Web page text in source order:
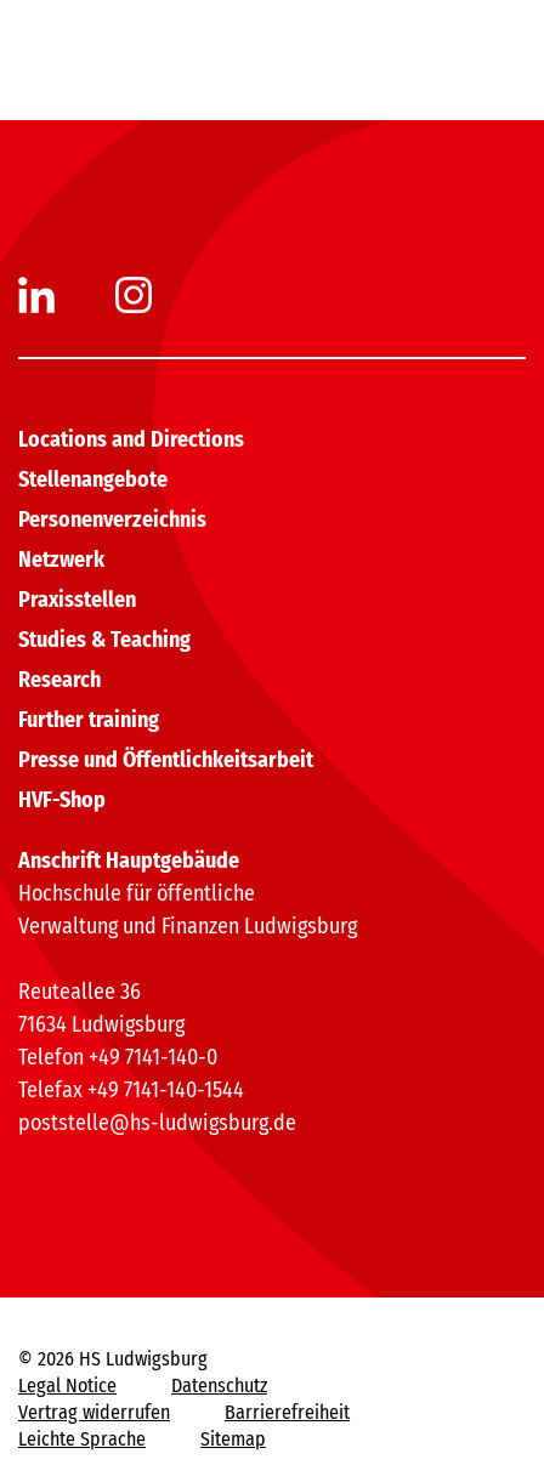
Locations and Directions
Stellenangebote
Personenverzeichnis
Netzwerk
Praxisstellen
Studies & Teaching
Research
Further training
Presse und Öffentlichkeitsarbeit
HVF-Shop
Anschrift Hauptgebäude
Hochschule für öffentliche
Verwaltung und Finanzen Ludwigsburg
Reuteallee 36
71634 Ludwigsburg
Telefon +49 7141-140-0
Telefax +49 7141-140-1544
poststelle@hs-ludwigsburg.de
© 2026 HS Ludwigsburg
Legal Notice
Datenschutz
Vertrag widerrufen
Barrierefreiheit
Leichte Sprache
Sitemap